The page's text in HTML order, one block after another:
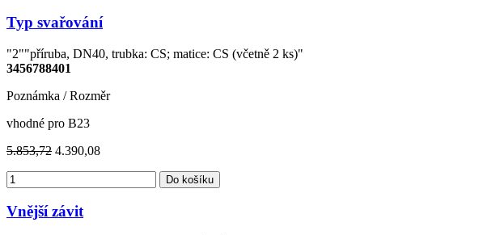
Typ svařování
"2""příruba, DN40, trubka: CS; matice: CS (včetně 2 ks)"
3456788401
Poznámka / Rozměr
vhodné pro B23
5.853,72 4.390,08
Do košíku
Vnější závit